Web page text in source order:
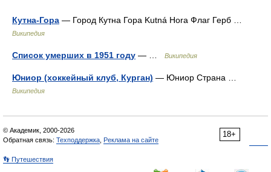
Кутна-Гора — Город Кутна Гора Kutná Hora Флаг Герб …
Википедия
Список умерших в 1951 году — … Википедия
Юниор (хоккейный клуб, Курган) — Юниор Страна …
Википедия
18+
© Академик, 2000-2026
Обратная связь: Техподдержка Реклама на сайте
👣 Путешествия